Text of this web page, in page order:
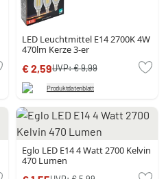
LED Leuchtmittel E14 2700K 4W
470lm Kerze 3-er
€ 2,59UVP:€ 9,99
Produktdatenblatt
Eglo LED E14 4 Watt 2700 Kelvin
470 Lumen